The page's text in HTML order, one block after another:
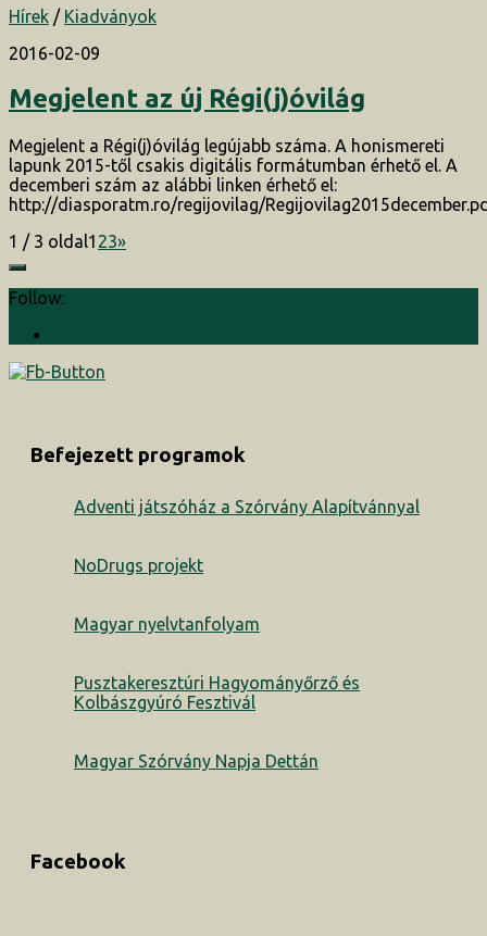
Hírek / Kiadványok
2016-02-09
Megjelent az új Régi(j)óvilág
Megjelent a Régi(j)óvilág legújabb száma. A honismereti
lapunk 2015-től csakis digitális formátumban érhető el. A
decemberi szám az alábbi linken érhető el:
http://diasporatm.ro/regijovilag/
1 / 3 oldal1 23»
Follow:
Befejezett programok
Adventi játszóház a Szórvány Alapítvánnyal
NoDrugs projekt
Magyar nyelvtanfolyam
Pusztakeresztúri Hagyományőrző és
Kolbászgyúró Fesztivál
Magyar Szórvány Napja Dettán
Facebook